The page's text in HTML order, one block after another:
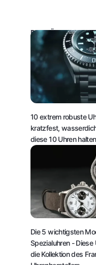
DAS KÖNNTE SIE
10 extrem robuste
kratzfest,
diese 10 Uhren
Die 5 wichtigsten
Spezialuhren - Diese
die Kollektion des